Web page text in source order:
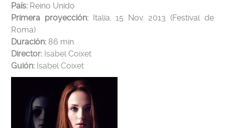
País: Reino Unido
Primera proyección: Italia, 15 Nov. 2013 (Festival de
Roma)
Duración: 86 min.
Director: Isabel Coixet
Guión: Isabel Coixet